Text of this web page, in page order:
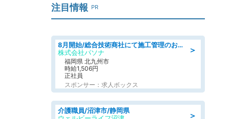
注目情報 PR
＞
8月開始/総合技術商社にて施工管理のお仕事/即日勤務可/車通勤可/工事・土木施工管理/生産・品質管理
株式会社パソナ
福岡県 北九州市
時給1,506円
正社員
スポンサー：求人ボックス
＞
介護職員/沼津市/静岡県